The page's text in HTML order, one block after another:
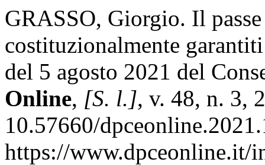
GRASSO, Giorgio. Il
costituzionalmente
del 5 agosto 2021 del
Online, [S. l.], v. 48, n. 3,
10.57660/
https://www.dpceonline.it/